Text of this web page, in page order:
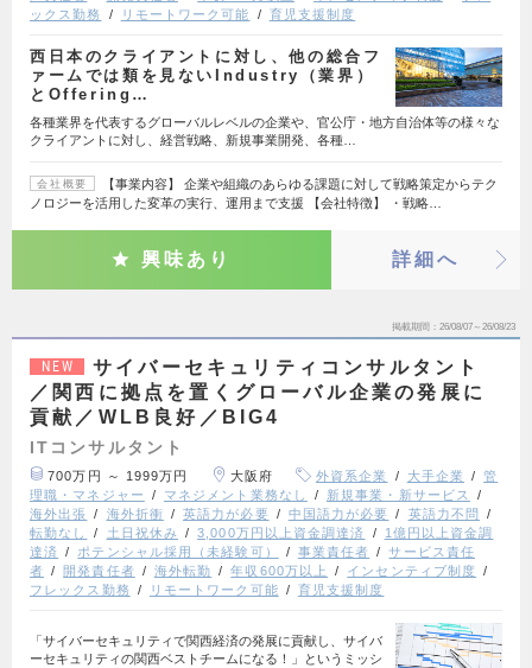
ックス勤務
リモートワーク可能 育児支援制度
西日本のクライアントに対し、他の総合フ
ァームでは類を見ないIndustry（業界）
とOffering…
各種業界を代表するグローバルレベルの企業や、官公庁・地方自治体等の様々な
クライアントに対し、経営戦略、新規事業開発、各種…
会社概要
【事業内容】 企業や組織のあらゆる課題に対して戦略策定からテク
ノロジーを活用した変革の実行、運用まで支援 【会社特徴】 ・戦略…
興味あり 詳細へ
掲載期間 26/08/07～26/08/23
NEW
サイバーセキュリティコンサルタント
／関西に拠点を置くグローバル企業の発展に
貢献／WLB良好／BIG4
ITコンサルタント
700万円 ～ 1999万円 大阪府 外資系企業 大手企業
管
理職・マネジャー
マネジメント業務なし
新規事業・新サービス
海外出張
海外折衝 英語力が必要 中国語力が必要
英語力不問
転勤なし
土日祝休み 3,000万円以上資金調達済
1億円以上資金調
達済
ポテンシャル採用（未経験可） 事業責任者
サービス責任
者
開発責任者 海外転勤 年収600万以上
インセンティブ制度
フレックス勤務
リモートワーク可能 育児支援制度
「サイバーセキュリティで関西経済の発展に貢献し、サイバ
ーセキュリティの関西ベストチームになる！」というミッシ